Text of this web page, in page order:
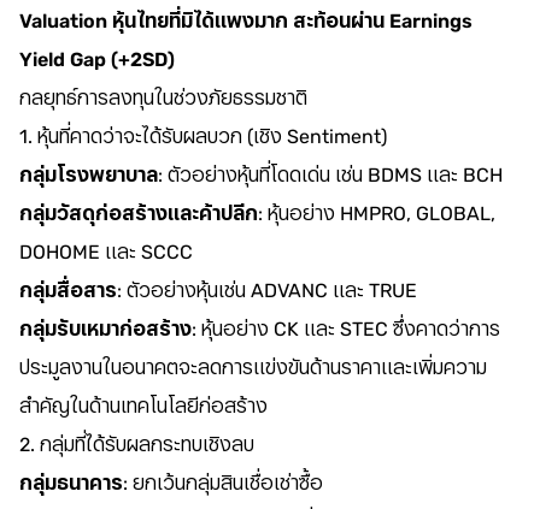
Valuation หุ้นไทยที่มิได้แพงมาก สะท้อนผ่าน Earnings
Yield Gap (+2SD)
กลยุทธ์การลงทุนในช่วงภัยธรรมชาติ
1. หุ้นที่คาดว่าจะได้รับผลบวก (เชิง Sentiment)
กลุ่มโรงพยาบาล: ตัวอย่างหุ้นที่โดดเด่น เช่น BDMS และ BCH
กลุ่มวัสดุก่อสร้างและค้าปลีก: หุ้นอย่าง HMPRO, GLOBAL,
DOHOME และ SCCC
กลุ่มสื่อสาร: ตัวอย่างหุ้นเช่น ADVANC และ TRUE
กลุ่มรับเหมาก่อสร้าง: หุ้นอย่าง CK และ STEC ซึ่งคาดว่าการ
ประมูลงานในอนาคตจะลดการแข่งขันด้านราคาและเพิ่มความ
สำคัญในด้านเทคโนโลยีก่อสร้าง
2. กลุ่มที่ได้รับผลกระทบเชิงลบ
กลุ่มธนาคาร: ยกเว้นกลุ่มสินเชื่อเช่าซื้อ